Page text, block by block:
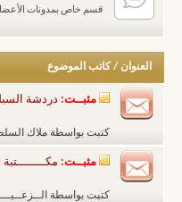
قسم خاص بمدونات
العنوان / كاتب الموضوع
مثبــت: دردشة
كتبت بواسطة ملاك
مثبــت:
كتبت بواسطة